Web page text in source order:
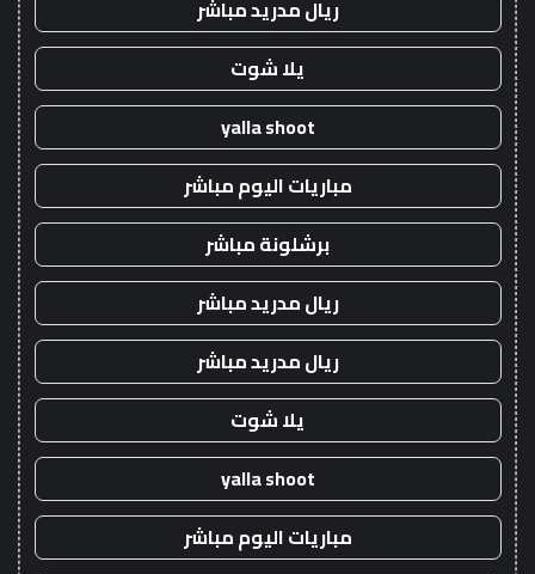
ريال مدريد مباشر
يلا شوت
yalla shoot
مباريات اليوم مباشر
برشلونة مباشر
ريال مدريد مباشر
ريال مدريد مباشر
يلا شوت
yalla shoot
مباريات اليوم مباشر